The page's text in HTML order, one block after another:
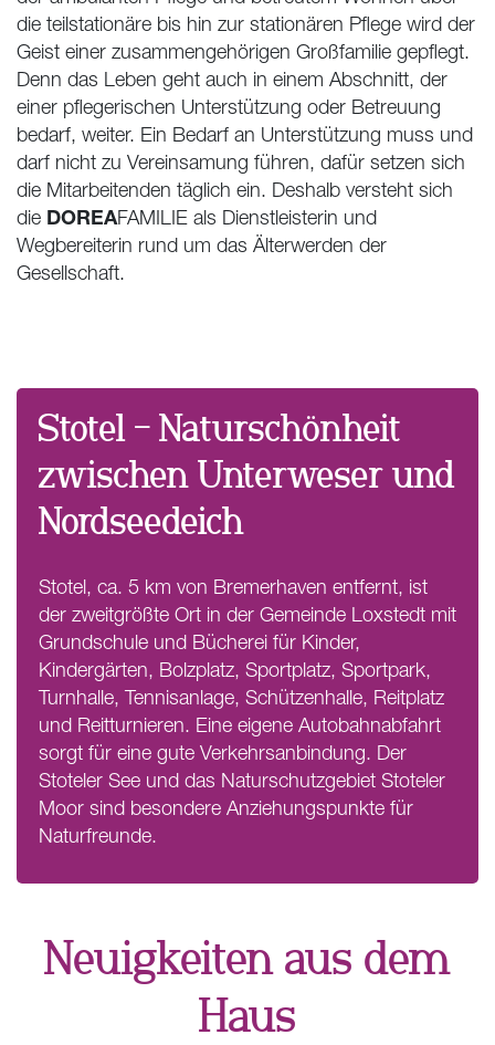
die teilstationäre bis hin zur stationären Pflege wird der
Geist einer zusammengehörigen Großfamilie gepflegt.
Denn das Leben geht auch in einem Abschnitt, der
einer pflegerischen Unterstützung oder Betreuung
bedarf, weiter. Ein Bedarf an Unterstützung muss und
darf nicht zu Vereinsamung führen, dafür setzen sich
die Mitarbeitenden täglich ein. Deshalb versteht sich
die DOREAFAMILIE als Dienstleisterin und
Wegbereiterin rund um das Älterwerden der
Gesellschaft.
Stotel – Naturschönheit
zwischen Unterweser und
Nordseedeich
Stotel, ca. 5 km von Bremerhaven entfernt, ist
der zweitgrößte Ort in der Gemeinde Loxstedt mit
Grundschule und Bücherei für Kinder,
Kindergärten, Bolzplatz, Sportplatz, Sportpark,
Turnhalle, Tennisanlage, Schützenhalle, Reitplatz
und Reitturnieren. Eine eigene Autobahnabfahrt
sorgt für eine gute Verkehrsanbindung. Der
Stoteler See und das Naturschutzgebiet Stoteler
Moor sind besondere Anziehungspunkte für
Naturfreunde.
Neuigkeiten aus dem
Haus